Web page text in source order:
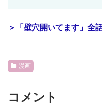
＞「壁穴開いてます」全
漫画
コメント